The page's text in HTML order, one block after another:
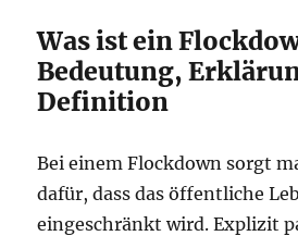
Was ist ein
Bedeutung,
Definition
Bei einem Flockdown sorgt
dafür, dass das öffentliche
eingeschränkt wird. Explizit